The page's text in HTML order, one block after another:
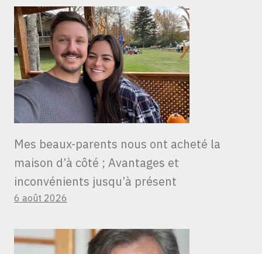
Mes beaux-parents nous ont acheté la
maison d’à côté ; Avantages et
inconvénients jusqu’à présent
6 août 2026